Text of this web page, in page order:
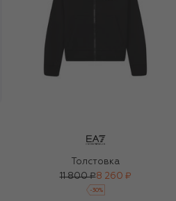
Толстовка
11 800 ₽8 260 ₽
-30%